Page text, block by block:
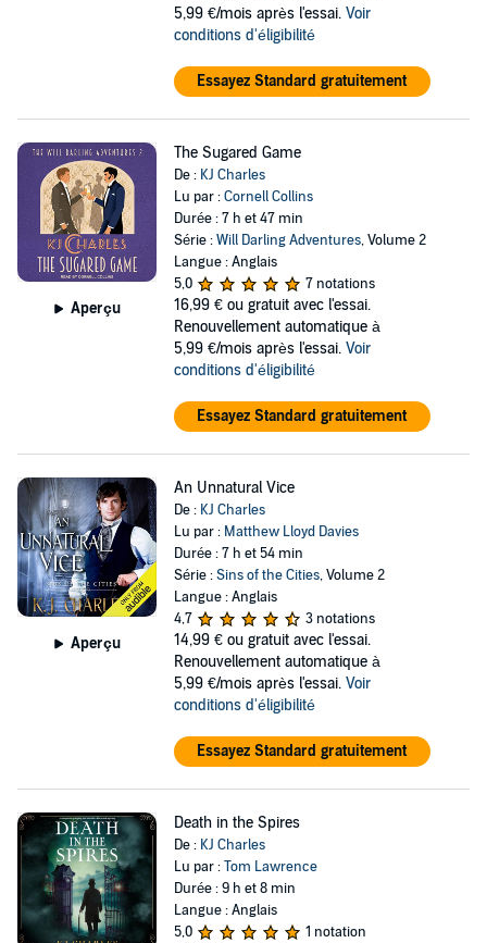
5,99 €/mois après l'essai. Voir
conditions d'éligibilité
Essayez Standard gratuitement
Aperçu
The Sugared Game
De : KJ Charles
Lu par :Cornell Collins
Durée : 7 h et 47 min
Série :Will Darling Adventures, Volume 2
Langue : Anglais
5,0
7 notations
16,99 € ou gratuit avec l'essai.
Renouvellement automatique à
5,99 €/mois après l'essai. Voir
conditions d'éligibilité
Essayez Standard gratuitement
Aperçu
An Unnatural Vice
De : KJ Charles
Lu par : Matthew Lloyd Davies
Durée : 7 h et 54 min
Série :Sins of the Cities, Volume 2
Langue : Anglais
4,7
3 notations
14,99 € ou gratuit avec l'essai.
Renouvellement automatique à
5,99 €/mois après l'essai. Voir
conditions d'éligibilité
Essayez Standard gratuitement
Death in the Spires
De : KJ Charles
Lu par :Tom Lawrence
Durée : 9 h et 8 min
Langue : Anglais
5,0
1 notation